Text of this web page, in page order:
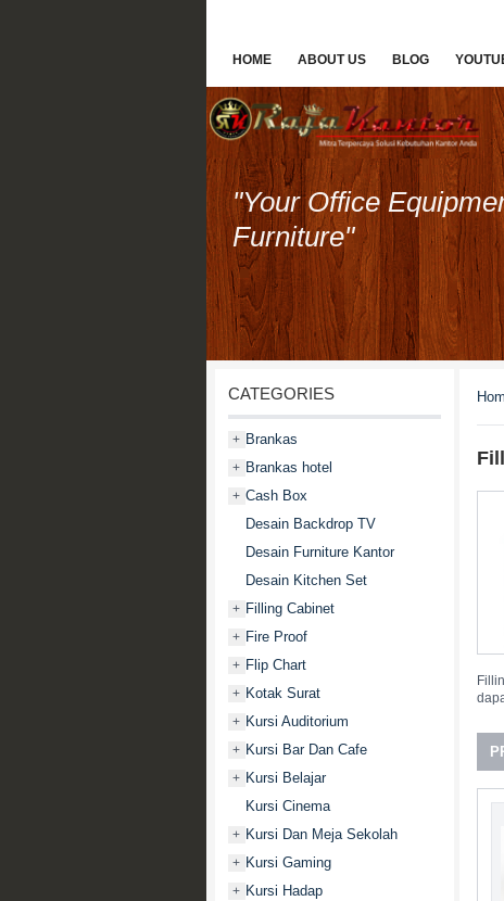
HOME ABOUT US BLOG
"Your Office
Furniture"
CATEGORIES
+ Brankas
+ Brankas hotel
+ Cash Box
Desain Backdrop TV
Desain Furniture Kantor
Desain Kitchen Set
+ Filling Cabinet
+ Fire Proof
+ Flip Chart
+ Kotak Surat
+ Kursi Auditorium
+ Kursi Bar Dan Cafe
+ Kursi Belajar
Kursi Cinema
+ Kursi Dan Meja Sekolah
+ Kursi Gaming
+ Kursi Hadap